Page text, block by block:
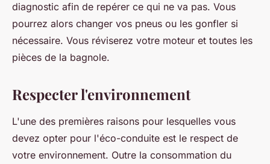
diagnostic afin de repérer ce qui ne va pas. Vous
pourrez alors changer vos pneus ou les gonfler si
nécessaire. Vous réviserez votre moteur et toutes les
pièces de la bagnole.
Respecter l'environnement
L'une des premières raisons pour lesquelles vous
devez opter pour l'éco-conduite est le respect de
votre environnement. Outre la consommation du